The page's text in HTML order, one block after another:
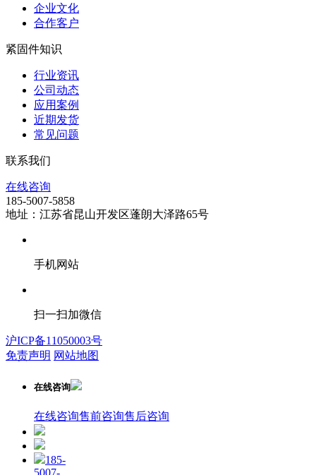
企业文化
合作客户
紧固件知识
行业资讯
公司动态
应用案例
近期发货
常见问题
联系我们
在线咨询
185-5007-5858
地址：江苏省昆山开发区蓬朗大泽路65号
手机网站
扫一扫加微信
沪ICP备11050003号
免责声明 网站地图
在线咨询
在线咨询售前咨询售后咨询
185-